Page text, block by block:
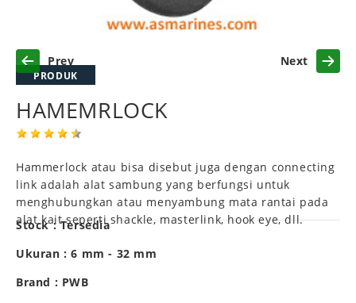
Previous Next
PRODUK
HAMEMRLOCK
Hammerlock atau bisa disebut juga dengan connecting
link adalah alat sambung yang berfungsi untuk
menghubungkan atau menyambung mata rantai pada
alat kait seperti shackle, masterlink, hook eye, dll.
Stock : Tersedia
Ukuran : 6 mm - 32 mm
Brand : PWB